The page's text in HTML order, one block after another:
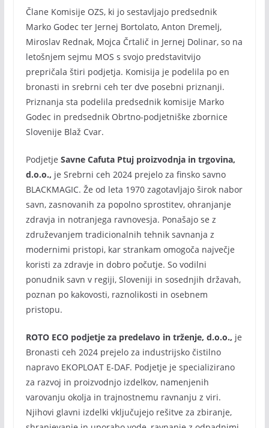
Člane Komisije OZS, ki jo sestavljajo predsednik
Marko Godec ter Jernej Bortolato, Anton Dremelj,
Miroslav Rednak, Mojca Črtalič in Jernej Dolinar, so na
letošnjem sejmu MOS s svojo predstavitvijo
prepričala štiri podjetja. Komisija je podelila po en
bronasti in srebrni ceh ter dve posebni priznanji.
Priznanja sta podelila predsednik komisije Marko
Godec in predsednik Obrtno-podjetniške zbornice
Slovenije Blaž Cvar.
Podjetje Savne Cafuta Ptuj proizvodnja in trgovina,
d.o.o., je Srebrni ceh 2024 prejelo za finsko savno
BLACKMAGIC. Že od leta 1970 zagotavljajo širok nabor
savn, zasnovanih za popolno sprostitev, ohranjanje
zdravja in notranjega ravnovesja. Ponašajo se z
združevanjem tradicionalnih tehnik savnanja z
modernimi pristopi, kar strankam omogoča največje
koristi za zdravje in dobro počutje. So vodilni
ponudnik savn v regiji, Sloveniji in sosednjih državah,
poznan po kakovosti, raznolikosti in osebnem
pristopu.
ROTO ECO podjetje za predelavo in trženje, d.o.o., je
Bronasti ceh 2024 prejelo za industrijsko čistilno
napravo EKOPLOAT E-DAF. Podjetje je specializirano
za razvoj in proizvodnjo izdelkov, namenjenih
varovanju okolja in trajnostnemu ravnanju z viri.
Njihovi glavni izdelki vključujejo rešitve za zbiranje,